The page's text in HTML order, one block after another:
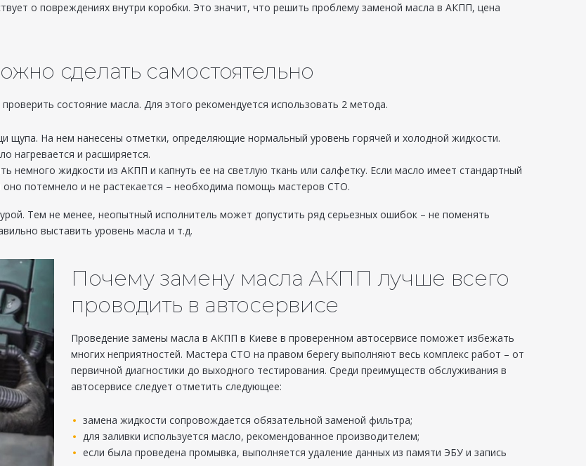
о повреждениях внутри коробки. Это значит, что решить проблему заменой масла в АКПП, цена
сделать самостоятельно
состояние масла. Для этого рекомендуется использовать 2 метода.
щупа. На нем нанесены отметки, определяющие нормальный уровень горячей и холодной жидкости.
нагревается и расширяется.
жидкости из АКПП и капнуть ее на светлую ткань или салфетку. Если масло имеет стандартный
потемнело и не растекается – необходима помощь мастеров СТО.
Тем не менее, неопытный исполнитель может допустить ряд серьезных ошибок – не поменять
выставить уровень масла и т.д.
Почему замену масла АКПП лучше всего
проводить в автосервисе
Проведение замены масла в АКПП в Киеве в проверенном автосервисе поможет избежать
многих неприятностей. Мастера СТО на правом берегу выполняют весь комплекс работ – от
первичной диагностики до выходного тестирования. Среди преимуществ обслуживания в
автосервисе следует отметить следующее:
замена жидкости сопровождается обязательной заменой фильтра;
для заливки используется масло, рекомендованное производителем;
если была проведена промывка, выполняется удаление данных из памяти ЭБУ и запись